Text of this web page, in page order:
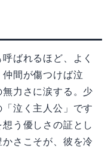
ばれるほど、よく
間が傷つけば泣
力さに涙する。少
泣く主人公」です
う優しさの証とし
さこそが、彼を冷